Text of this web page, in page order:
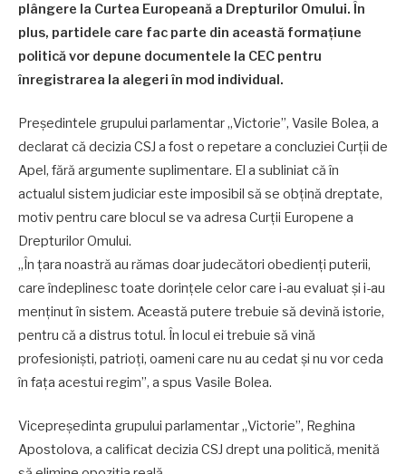
plângere la Curtea Europeană a Drepturilor Omului. În
plus, partidele care fac parte din această formațiune
politică vor depune documentele la CEC pentru
înregistrarea la alegeri în mod individual.
Președintele grupului parlamentar „Victorie”, Vasile Bolea, a
declarat că decizia CSJ a fost o repetare a concluziei Curții de
Apel, fără argumente suplimentare. El a subliniat că în
actualul sistem judiciar este imposibil să se obțină dreptate,
motiv pentru care blocul se va adresa Curții Europene a
Drepturilor Omului.
„În țara noastră au rămas doar judecători obedienți puterii,
care îndeplinesc toate dorințele celor care i-au evaluat și i-au
menținut în sistem. Această putere trebuie să devină istorie,
pentru că a distrus totul. În locul ei trebuie să vină
profesioniști, patrioți, oameni care nu au cedat și nu vor ceda
în fața acestui regim”, a spus Vasile Bolea.
Vicepreședinta grupului parlamentar „Victorie”, Reghina
Apostolova, a calificat decizia CSJ drept una politică, menită